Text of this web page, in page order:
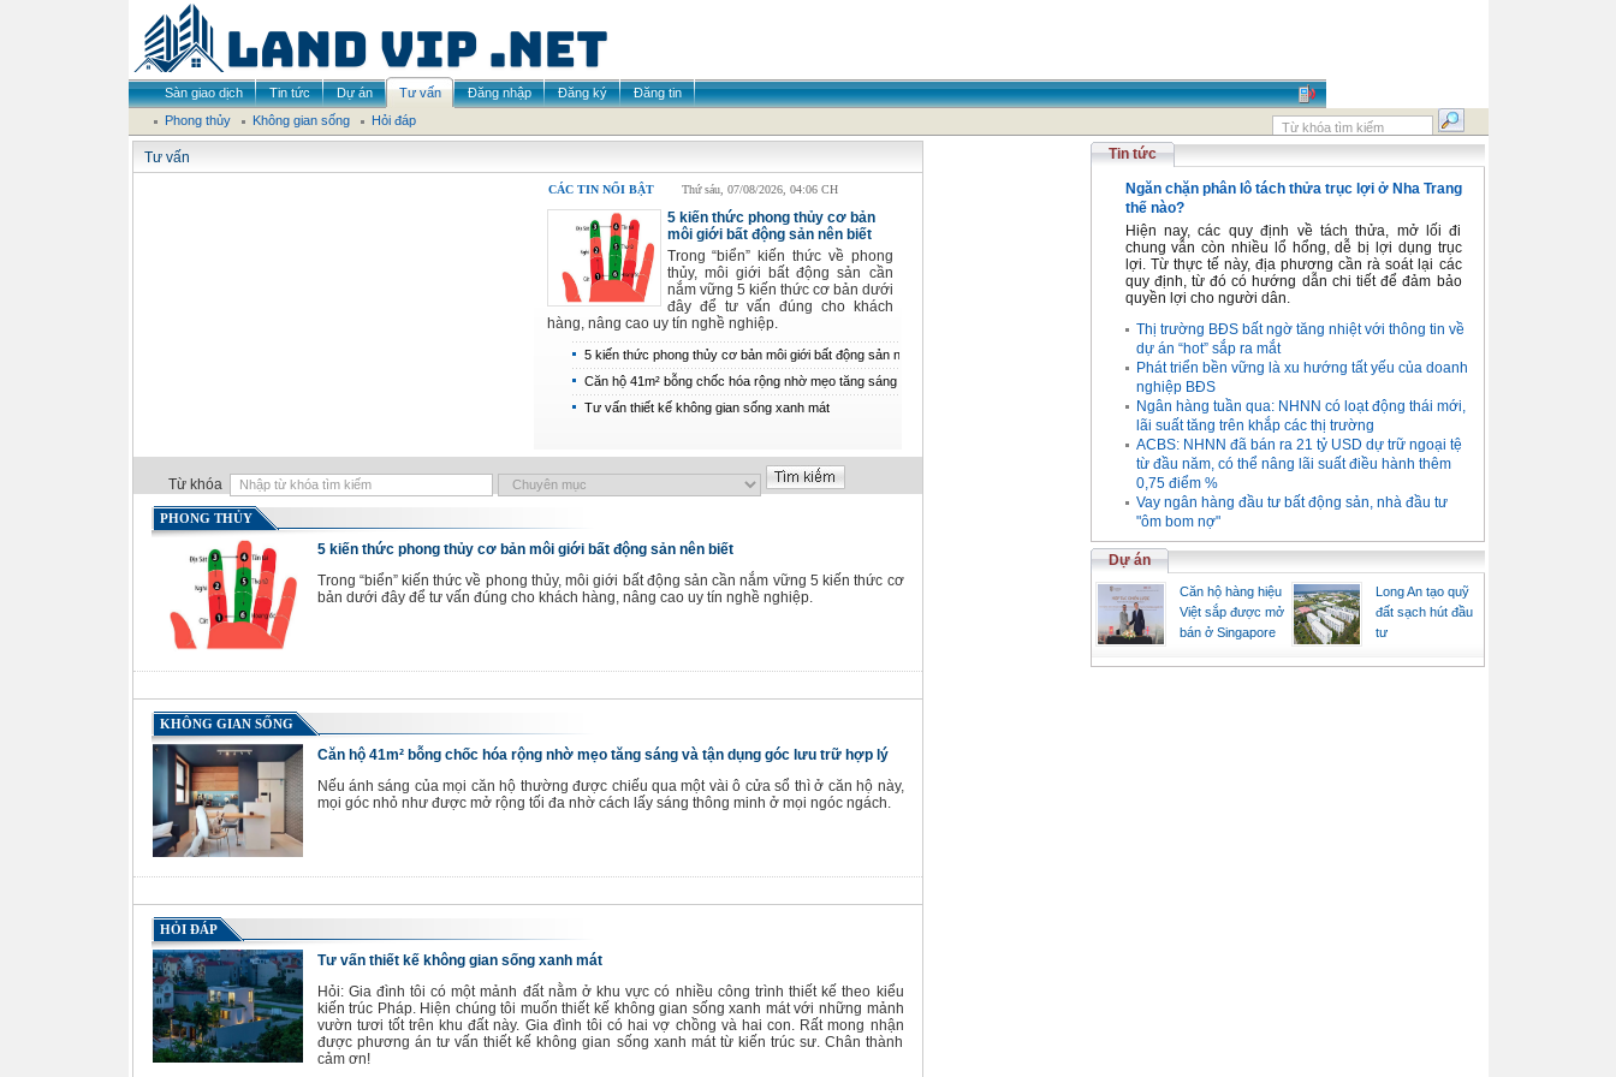
Sàn giao dịch Tin tức Dự án Tư vấn Đăng nhập Đăng ký
Đăng tin
Phong thủy
Không gian sống Hỏi đáp
Tư vấn
CÁC TIN NỔI BẬT Thứ sáu, 07/08/2026, 04:06 CH
5 kiến thức phong thủy cơ bản
môi giới bất động sản nên biết
Trong “biển” kiến thức về phong
thủy, môi giới bất động sản cần
nắm vững 5 kiến thức cơ bản dưới
đây để tư vấn đúng cho khách
hàng, nâng cao uy tín nghề nghiệp.
5 kiến thức phong thủy cơ bản môi giới bất động sản nên
biết
Căn hộ 41m² bỗng chốc hóa rộng nhờ mẹo tăng sáng và
tận dụng góc lưu trữ hợp lý
Tư vấn thiết kế không gian sống xanh mát
Từ khóa
PHONG THỦY
5 kiến thức phong thủy cơ bản môi giới bất động sản nên biết
Trong “biển” kiến thức về phong thủy, môi giới bất động sản cần nắm vững 5 kiến thức cơ
bản dưới đây để tư vấn đúng cho khách hàng, nâng cao uy tín nghề nghiệp.
KHÔNG GIAN SỐNG
Căn hộ 41m² bỗng chốc hóa rộng nhờ mẹo tăng sáng và tận dụng góc lưu trữ hợp lý
Nếu ánh sáng của mọi căn hộ thường được chiếu qua một vài ô cửa sổ thì ở căn hộ này,
mọi góc nhỏ như được mở rộng tối đa nhờ cách lấy sáng thông minh ở mọi ngóc ngách.
HỎI ĐÁP
Tư vấn thiết kế không gian sống xanh mát
Hỏi: Gia đình tôi có một mảnh đất nằm ở khu vực có nhiều công trình thiết kế theo kiểu
kiến trúc Pháp. Hiện chúng tôi muốn thiết kế không gian sống xanh mát với những mảnh
vườn tươi tốt trên khu đất này. Gia đình tôi có hai vợ chồng và hai con. Rất mong nhận
được phương án tư vấn thiết kế không gian sống xanh mát từ kiến trúc sư. Chân thành
cảm ơn!
Tin tức
Ngăn chặn phân lô tách thửa trục lợi ở Nha Trang
thế nào?
Hiện nay, các quy định về tách thửa, mở lối đi
chung vẫn còn nhiều lổ hổng, dễ bị lợi dụng trục
lợi. Từ thực tế này, địa phương cần rà soát lại các
quy định, từ đó có hướng dẫn chi tiết để đảm bảo
quyền lợi cho người dân.
Thị trường BĐS bất ngờ tăng nhiệt với thông tin về
dự án “hot” sắp ra mắt
Phát triển bền vững là xu hướng tất yếu của doanh
nghiệp BĐS
Ngân hàng tuần qua: NHNN có loạt động thái mới,
lãi suất tăng trên khắp các thị trường
ACBS: NHNN đã bán ra 21 tỷ USD dự trữ ngoại tệ
từ đầu năm, có thể nâng lãi suất điều hành thêm
0,75 điểm %
Vay ngân hàng đầu tư bất động sản, nhà đầu tư
"ôm bom nợ"
Dự án
Căn hộ hàng hiệu
Việt sắp được mở
bán ở Singapore
Long An tạo quỹ
đất sạch hút đầu
tư